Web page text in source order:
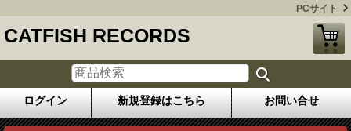
PCサイト
CATFISH RECORDS
ログイン 新規登録はこちら お問い合せ